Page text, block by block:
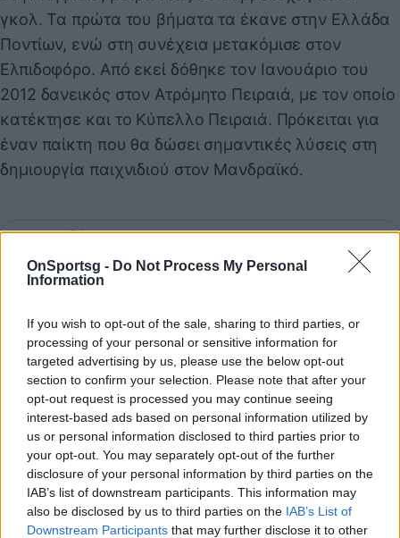
OnSportsg - Do Not Process My Personal
Information
If you wish to opt-out of the sale, sharing to third parties, or
processing of your personal or sensitive information for
targeted advertising by us, please use the below opt-out
section to confirm your selection. Please note that after your
opt-out request is processed you may continue seeing
interest-based ads based on personal information utilized by
us or personal information disclosed to third parties prior to
your opt-out. You may separately opt-out of the further
disclosure of your personal information by third parties on the
IAB’s list of downstream participants. This information may
also be disclosed by us to third parties on the IAB’s List of
Downstream Participants that may further disclose it to other
γκολ. Τα πρώτα του βήματα τα έκανε στην Ελλάδα
Ποντίων, ενώ στη συνέχεια μετακόμισε στον
Ελπιδοφόρο. Από εκεί δόθηκε τον Ιανουάριο του
2012 δανεικός στον Ατρόμητο Πειραιά, με τον οποίο
κατέκτησε και το Κύπελλο Πειραιά. Πρόκειται για
έναν παίκτη που θα δώσει σημαντικές λύσεις στη
δημιουργία παιχνιδιού στον Μανδραϊκό.
Παιχνίδι από παντού στη Novibet με το
νέο Mobile App
Τριανταφυλλίδης Κυριάκος Περάματος Ερμής
COMMENTS
Συνδεθείτε για να σχολιάσετε